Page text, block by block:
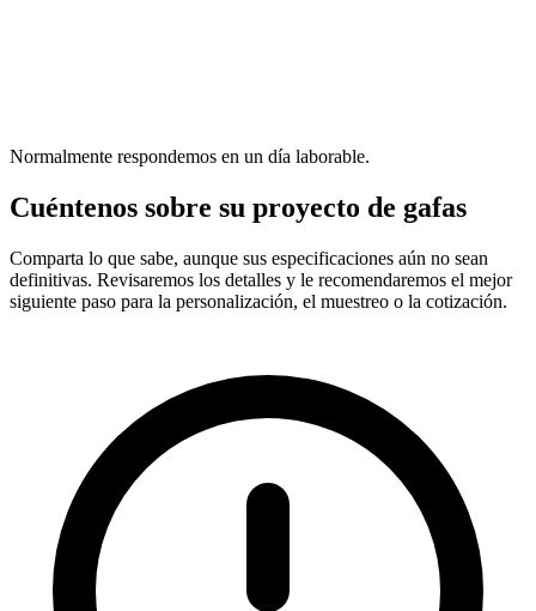
Normalmente respondemos en un día laborable.
Cuéntenos sobre su proyecto de gafas
Comparta lo que sabe, aunque sus especificaciones aún no sean
definitivas. Revisaremos los detalles y le recomendaremos el mejor
siguiente paso para la personalización, el muestreo o la cotización.